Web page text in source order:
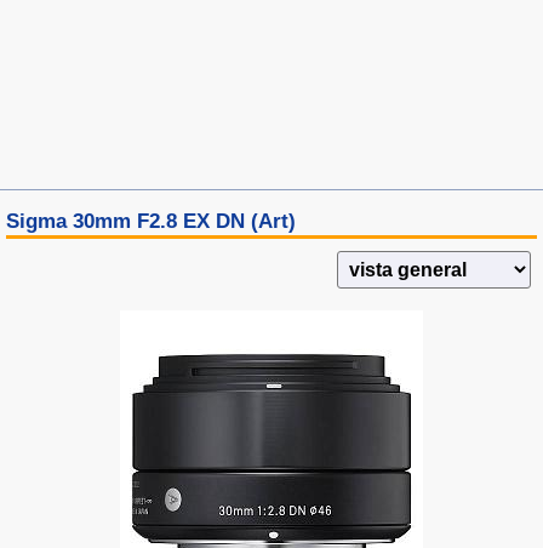
Sigma 30mm F2.8 EX DN (Art)